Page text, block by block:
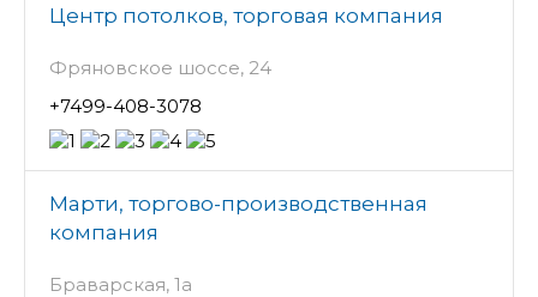
Центр потолков, торговая компания
Фряновское шоссе, 24
+7499-408-3078
Марти, торгово-производственная
компания
Браварская, 1а